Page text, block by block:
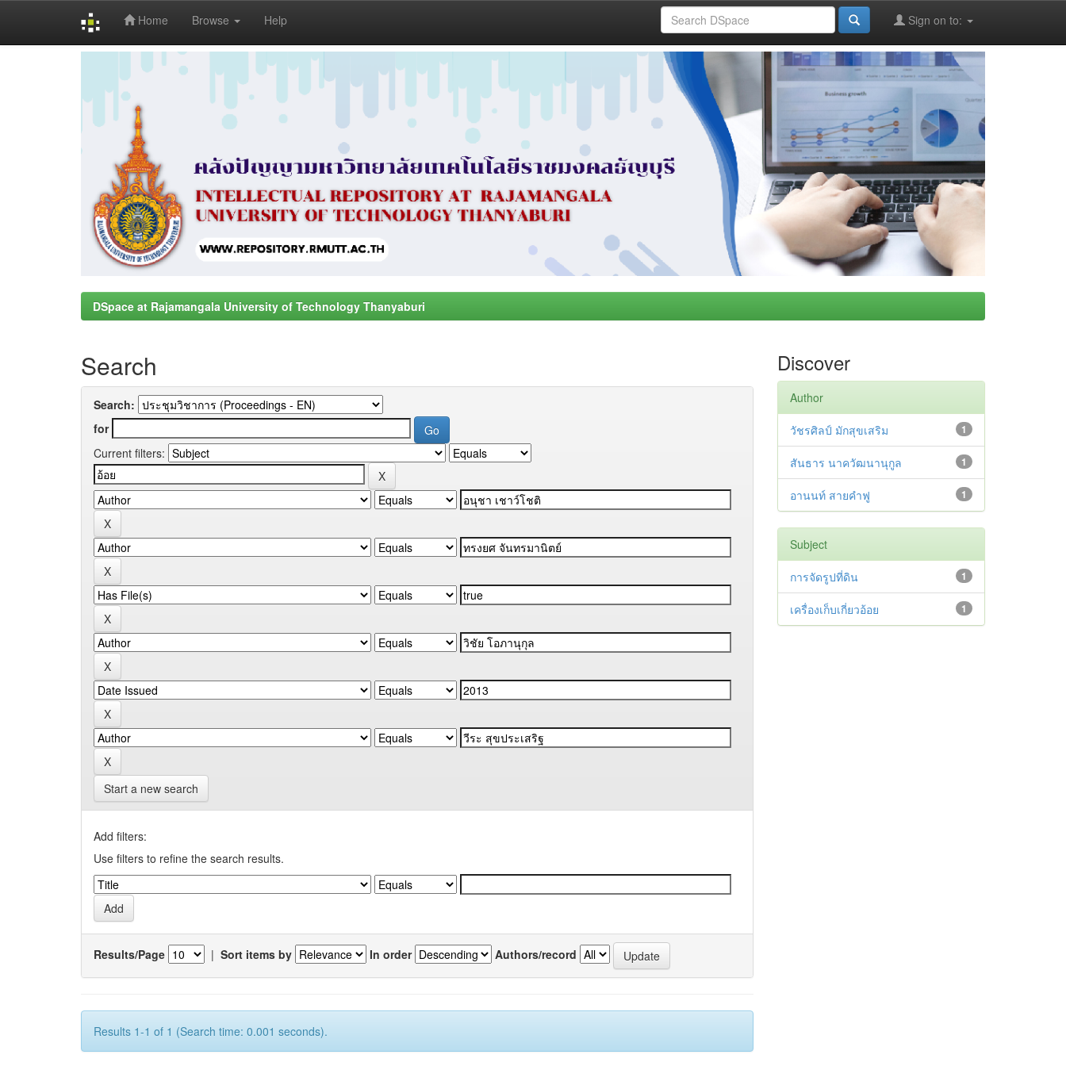
Home Browse Help Sign on to:
DSpace at Rajamangala University of Technology Thanyaburi
Search
Search:
for
Current filters:
Start a new search
Add filters:
Use filters to refine the search results.
Results/Page | Sort items by In order Authors/record
Results 1-1 of 1 (Search time: 0.001 seconds).
Discover
Author
1
วัชรศิลป์ มักสุขเสริม
1
สันธาร นาควัฒนานุกูล
1
อานนท์ สายคำฟู
Subject
1
การจัดรูปที่ดิน
1
เครื่องเก็บเกี่ยวอ้อย